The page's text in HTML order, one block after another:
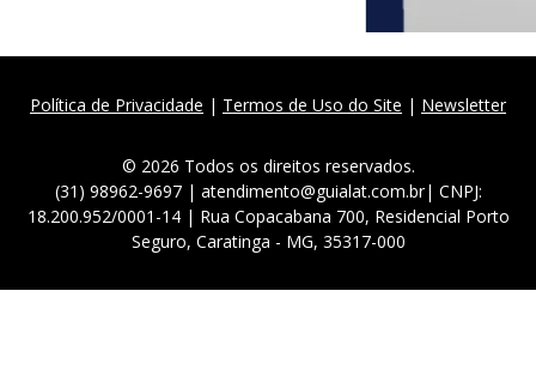
Política de Privacidade | Termos de Uso do Site | Newsletter
© 2026 Todos os direitos reservados.
(31) 98962-9697 | atendimento@guialat.com.br| CNPJ:
18.200.952/0001-14 | Rua Copacabana 700, Residencial Porto
Seguro, Caratinga - MG, 35317-000